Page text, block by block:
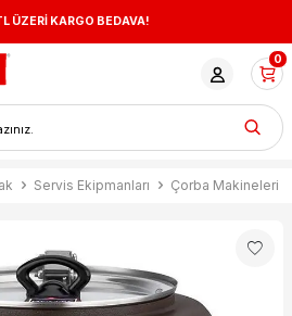
ÜZERİ KARGO BEDAVA!
0
Servis Ekipmanları Çorba Makineleri